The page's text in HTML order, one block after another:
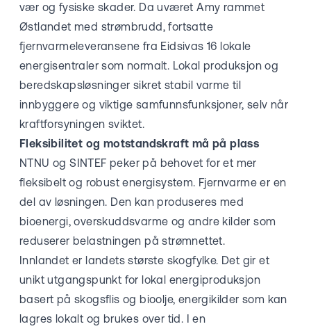
vær og fysiske skader. Da uværet Amy rammet
Østlandet med strømbrudd, fortsatte
fjernvarmeleveransene fra Eidsivas 16 lokale
energisentraler som normalt. Lokal produksjon og
beredskapsløsninger sikret stabil varme til
innbyggere og viktige samfunnsfunksjoner, selv når
kraftforsyningen sviktet.
Fleksibilitet og motstandskraft må på plass
NTNU og SINTEF peker på behovet for et mer
fleksibelt og robust energisystem. Fjernvarme er en
del av løsningen. Den kan produseres med
bioenergi, overskuddsvarme og andre kilder som
reduserer belastningen på strømnettet.
Innlandet er landets største skogfylke. Det gir et
unikt utgangspunkt for lokal energiproduksjon
basert på skogsflis og bioolje, energikilder som kan
lagres lokalt og brukes over tid. I en